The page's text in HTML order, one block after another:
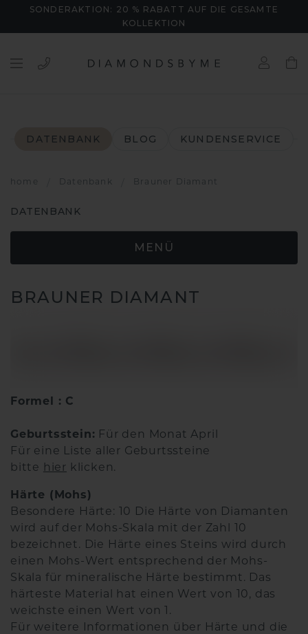
SONDERAKTION: 20 % RABATT AUF DIE GESAMTE
KOLLEKTION
DATENBANK BLOG KUNDENSERVICE
home Datenbank Brauner Diamant
DATENBANK
MENÜ
BRAUNER DIAMANT
Formel : C
Geburtsstein: Für den Monat April
Für eine Liste aller Geburtssteine
bitte
hier klicken.
Härte (Mohs)
Besondere Härte: 10 Die Härte von Diamanten
wird auf der Mohs-Skala mit der Zahl 10
bezeichnet. Die Härte eines Steins wird durch
einen Mohs-Wert entsprechend der Mohs-
Skala für mineralische Härte bestimmt. Das
härteste Material hat einen Wert von 10, das
weichste einen Wert von 1.
Für weitere Informationen über Härte und die